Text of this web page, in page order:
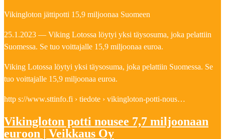
Vikingloton jättipotti 15,9 miljoonaa Suomeen
25.1.2023 — Viking Lotossa löytyi yksi täysosuma, joka pelattiin
Suomessa. Se tuo voittajalle 15,9 miljoonaa euroa.
Viking Lotossa löytyi yksi täysosuma, joka pelattiin Suomessa. Se
tuo voittajalle 15,9 miljoonaa euroa.
http s://www.sttinfo.fi › tiedote › vikingloton-potti-nous…
Vikingloton potti nousee 7,7 miljoonaan
euroon | Veikkaus Oy